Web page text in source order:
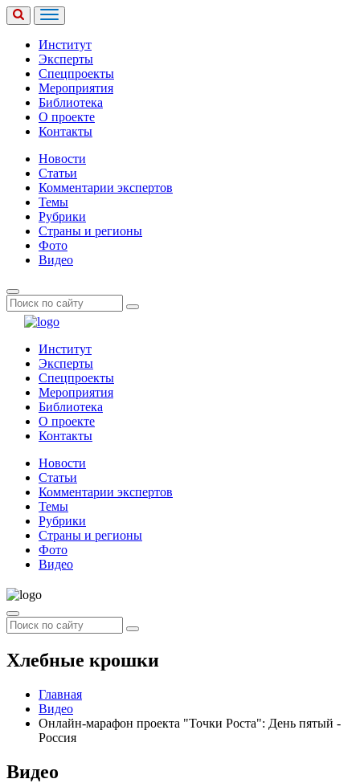
Институт
Эксперты
Спецпроекты
Мероприятия
Библиотека
О проекте
Контакты
Новости
Статьи
Комментарии экспертов
Темы
Рубрики
Страны и регионы
Фото
Видео
Институт
Эксперты
Спецпроекты
Мероприятия
Библиотека
О проекте
Контакты
Новости
Статьи
Комментарии экспертов
Темы
Рубрики
Страны и регионы
Фото
Видео
Хлебные крошки
Главная
Видео
Онлайн-марафон проекта "Точки Роста": День пятый -
Россия
Видео